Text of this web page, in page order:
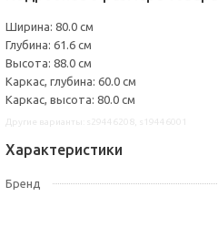
Ширина: 80.0 см
Глубина: 61.6 см
Высота: 88.0 см
Каркас, глубина: 60.0 см
Каркас, высота: 80.0 см
Характеристики
Бренд